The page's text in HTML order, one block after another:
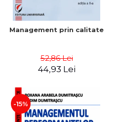
Management prin calitate
52,86 Lei
44,93 Lei
-15%